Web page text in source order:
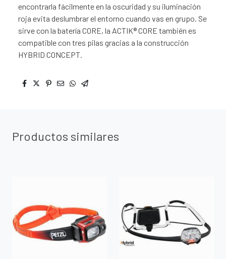
encontrarla fácilmente en la oscuridad y su iluminación
roja evita deslumbrar el entorno cuando vas en grupo. Se
sirve con la batería CORE, la ACTIK® CORE también es
compatible con tres pilas gracias a la construcción
HYBRID CONCEPT.
Productos similares